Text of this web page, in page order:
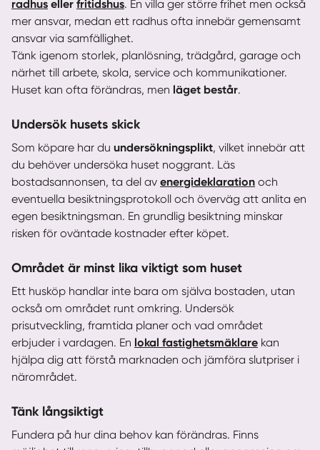
radhus eller fritidshus. En villa ger större frihet men också
mer ansvar, medan ett radhus ofta innebär gemensamt
ansvar via samfällighet.
Tänk igenom storlek, planlösning, trädgård, garage och
närhet till arbete, skola, service och kommunikationer.
Huset kan ofta förändras, men läget består.
Undersök husets skick
Som köpare har du undersökningsplikt, vilket innebär att
du behöver undersöka huset noggrant. Läs
bostadsannonsen, ta del av energideklaration och
eventuella besiktningsprotokoll och överväg att anlita en
egen besiktningsman. En grundlig besiktning minskar
risken för oväntade kostnader efter köpet.
Området är minst lika viktigt som huset
Ett husköp handlar inte bara om själva bostaden, utan
också om området runt omkring. Undersök
prisutveckling, framtida planer och vad området
erbjuder i vardagen. En lokal fastighetsmäklare kan
hjälpa dig att förstå marknaden och jämföra slutpriser i
närområdet.
Tänk långsiktigt
Fundera på hur dina behov kan förändras. Finns